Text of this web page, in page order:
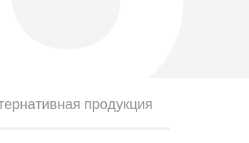
продукция